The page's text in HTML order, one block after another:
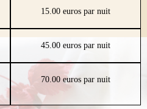
15.00 euros par nuit
45.00 euros par nuit
70.00 euros par nuit